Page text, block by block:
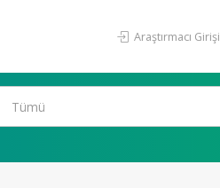
Araştırmacı Girişi